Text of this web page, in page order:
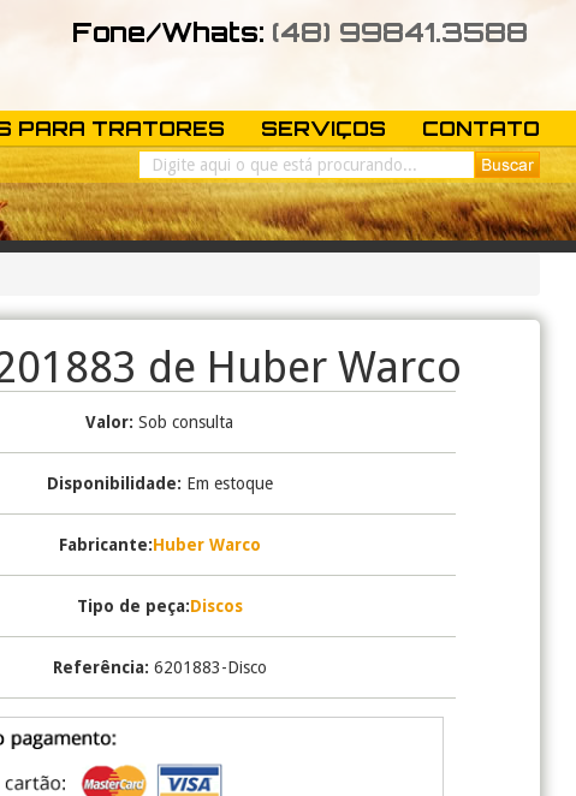
Fone/Whats: (48) 99841.3588
PARA TRATORES SERVIÇOS CONTATO
de Huber Warco
Valor: Sob consulta
Disponibilidade: Em estoque
Fabricante:Huber Warco
Tipo de peça:Discos
Referência: 6201883-Disco